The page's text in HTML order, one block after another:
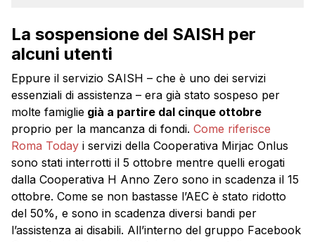
La sospensione del SAISH per
alcuni utenti
Eppure il servizio SAISH – che è uno dei servizi
essenziali di assistenza – era già stato sospeso per
molte famiglie già a partire dal cinque ottobre
proprio per la mancanza di fondi. Come riferisce
Roma Today i servizi della Cooperativa Mirjac Onlus
sono stati interrotti il 5 ottobre mentre quelli erogati
dalla Cooperativa H Anno Zero sono in scadenza il 15
ottobre. Come se non bastasse l’AEC è stato ridotto
del 50%, e sono in scadenza diversi bandi per
l’assistenza ai disabili. All’interno del gruppo Facebook